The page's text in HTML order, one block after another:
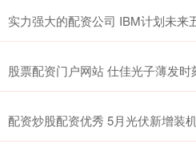
实力强大的配资公司 IBM计划未来
股票配资门户网站 仕佳光子薄发时
配资炒股配资优秀 5月光伏新增装